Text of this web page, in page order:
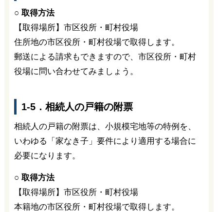
○ 取得方法
【取得場所】市区役所・町村役場
住所地の市区役所・町村役場で取得します。
郵送による請求もできますので、市区役所・町村
役場に問い合わせてみましょう。
1-5．相続人の戸籍の附票
相続人の戸籍の附票は、小規模宅地等の特例を、
いわゆる「家なき子」要件により適用する場合に
必要になります。
○ 取得方法
【取得場所】市区役所・町村役場
本籍地の市区役所・町村役場で取得します。